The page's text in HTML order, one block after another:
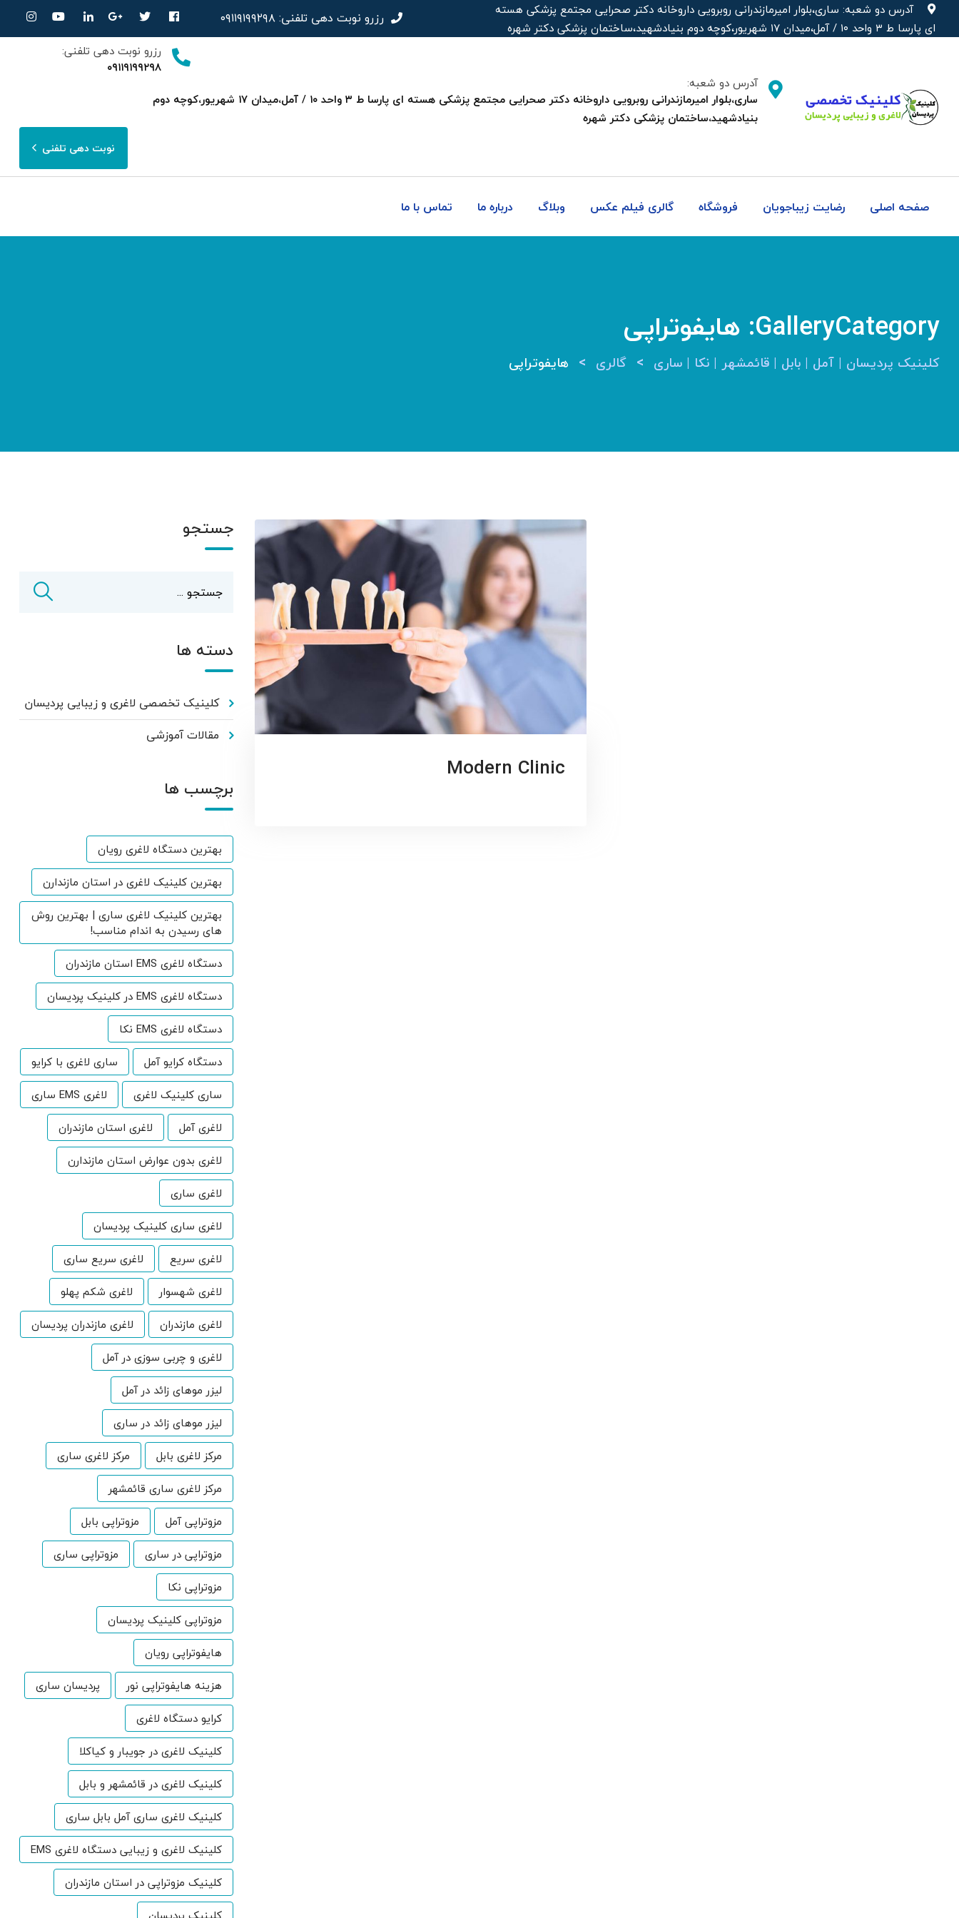
آدرس دو شعبه: ساری،بلوار امیرمازندرانی روبرویی داروخانه‌ دکتر صحرایی مجتمع پزشکی هسته
ای پارسا ط ۳ واحد ۱۰ / آمل،میدان ۱۷ شهریور،کوچه دوم بنیادشهید،ساختمان پزشکی دکتر شهره
رزرو نوبت دهی تلفنی:۰۹۱۱۹۱۹۹۲۹۸
رزرو نوبت دهی تلفنی:
۰۹۱۱۹۱۹۹۲۹۸
آدرس دو شعبه:
ساری،بلوار امیرمازندرانی روبرویی داروخانه‌ دکتر صحرایی مجتمع پزشکی هسته ای پارسا ط ۳ واحد ۱۰ / آمل،میدان ۱۷ شهریور،کوچه دوم
بنیادشهید،ساختمان پزشکی دکتر شهره
نوبت دهی تلفنی
صفحه اصلی رضایت زیباجویان فروشگاه گالری فیلم عکس وبلاگ درباره ما تماس با ما
GalleryCategory: هایفوتراپی
کلینیک پردیسان | آمل | بابل | قائمشهر | نکا | ساری > گالری > هایفوتراپی
Modern Clinic
جستجو
دسته ها
کلینیک تخصصی لاغری و زیبایی پردیسان
مقالات آموزشی
برچسب ها
بهترین دستگاه لاغری رویان
بهترین کلینیک لاغری در استان مازندارن
بهترین کلینیک لاغری ساری | بهترین روش
های رسیدن به اندام مناسب!
دستگاه لاغری EMS استان مازندران
دستگاه لاغری EMS در کلینیک پردیسان
دستگاه لاغری EMS نکا
دستگاه کرایو آمل
ساری لاغری با کرایو
ساری کلینیک لاغری
لاغری EMS ساری
لاغری آمل
لاغری استان مازندران
لاغری بدون عوارض استان مازندارن
لاغری ساری
لاغری ساری کلینیک پردیسان
لاغری سریع
لاغری سریع ساری
لاغری شهسوار
لاغری شکم پهلو
لاغری مازندران
لاغری مازندران پردیسان
لاغری و چربی سوزی در آمل
لیزر موهای زائد در آمل
لیزر موهای زائد در ساری
مرکز لاغری بابل
مرکز لاغری ساری
مرکز لاغری ساری قائمشهر
مزوتراپی آمل
مزوتراپی بابل
مزوتراپی در ساری
مزوتراپی ساری
مزوتراپی نکا
مزوتراپی کلینیک پردیسان
هایفوتراپی رویان
هزینه هایفوتراپی نور
پردیسان ساری
کرایو دستگاه لاغری
کلینیک لاغری در جویبار و کیاکلا
کلینیک لاغری در قائمشهر و بابل
کلینیک لاغری ساری آمل بابل ساری
کلینیک لاغری و زیبایی دستگاه لاغری EMS
کلینیک مزوتراپی در استان مازندران